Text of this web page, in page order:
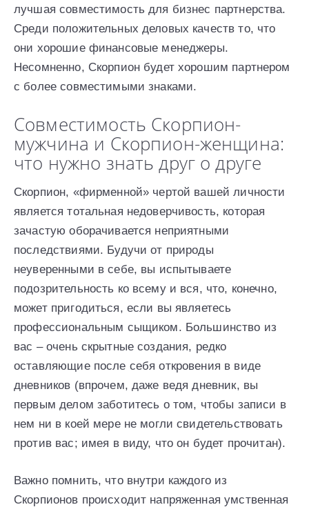
лучшая совместимость для бизнес партнерства.
Среди положительных деловых качеств то, что
они хорошие финансовые менеджеры.
Несомненно, Скорпион будет хорошим партнером
с более совместимыми знаками.
Совместимость Скорпион-
мужчина и Скорпион-женщина:
что нужно знать друг о друге
Скорпион, «фирменной» чертой вашей личности
является тотальная недоверчивость, которая
зачастую оборачивается неприятными
последствиями. Будучи от природы
неуверенными в себе, вы испытываете
подозрительность ко всему и вся, что, конечно,
может пригодиться, если вы являетесь
профессиональным сыщиком. Большинство из
вас – очень скрытные создания, редко
оставляющие после себя откровения в виде
дневников (впрочем, даже ведя дневник, вы
первым делом заботитесь о том, чтобы записи в
нем ни в коей мере не могли свидетельствовать
против вас; имея в виду, что он будет прочитан).
Важно помнить, что внутри каждого из
Скорпионов происходит напряженная умственная